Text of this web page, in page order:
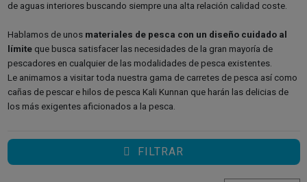
de aguas interiores buscando siempre una alta relación calidad coste.
Hablamos de unos materiales de pesca con un diseño cuidado al
límiteque busca satisfacer las necesidades de la gran mayoría de
pescadores en cualquier de las modalidades de pesca existentes.
Le animamos a visitar toda nuestra gama de carretes de pesca así como
cañas de pescar e hilos de pesca Kali Kunnan que harán las delicias de
los más exigentes aficionados a la pesca.
FILTRAR